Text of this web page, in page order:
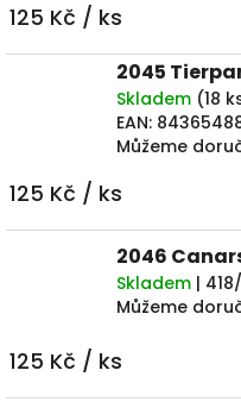
125 Kč / ks
2045
Skladem (18
EAN:
Můžeme
125 Kč / ks
2046
Skladem |
Můžeme
125 Kč / ks